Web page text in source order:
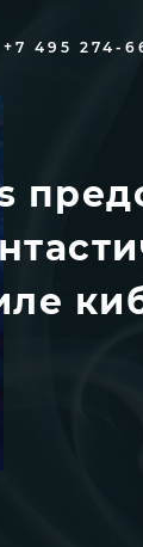
+7 495 274-